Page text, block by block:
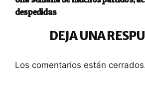
despedidas
DEJA UNA
Los comentarios están